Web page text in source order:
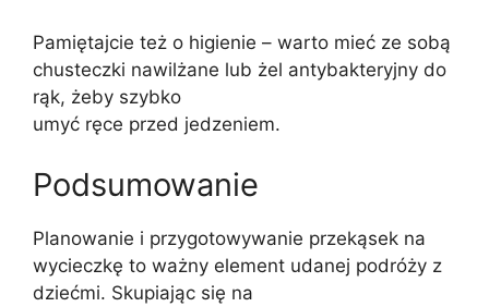
Pamiętajcie też o higienie – warto mieć ze sobą
chusteczki nawilżane lub żel antybakteryjny do
rąk, żeby szybko
umyć ręce przed jedzeniem.
Podsumowanie
Planowanie i przygotowywanie przekąsek na
wycieczkę to ważny element udanej podróży z
dziećmi. Skupiając się na